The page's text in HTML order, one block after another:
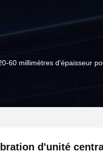
60 millimètres d'épaisseur
d'unité